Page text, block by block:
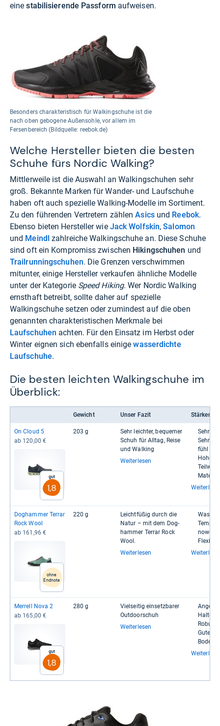
einestabilisierende Passform aufweisen.
Besonders charakteristisch für Walkingschuhe ist die
nach oben gebogene Außensohle, vor allem im
Fersenbereich (Bildquelle: reebok.de)
Welche Hersteller bieten die besten
Schuhe fürs Nordic Walking?
Mittlerweile ist die Auswahl an Walkingschuhen sehr
groß. Bekannte Marken für Wander- und Laufschuhe
haben oft auch spezielle Walking-Modelle im Sortiment.
Zu den führenden Vertretern zählenAsicsund Reebok.
Ebenso bieten Hersteller wie Jack Wolfskin,Salomon
und Meindl zahlreiche Walkingschuhe an. Diese Schuhe
sind oft ein Kompromiss zwischen Hikingschuhen und
Trailrunningschuhen. Die Grenzen verschwimmen
mitunter, einige Hersteller verkaufen ähnliche Modelle
unter der Kategorie Speed Hiking. Wer Nordic Walking
ernsthaft betreibt, sollte daher auf spezielle
Walkingschuhe setzen oder zumindest auf die oben
genannten charakteristischen Merkmale bei
Laufschuhen achten. Für den Einsatz im Herbst oder
Winter eignen sich ebenfalls einigewasserdichte
Laufschuhe.
Die besten leichten Walkingschuhe im
Überblick:
Gewicht Unser Fazit Stärken
On Cloud 5
ab 120,00 €
Gut
1,8
203 g
Sehr leich­ter, beque­mer
Schuh für All­tag, Reise
und Wal­king
Weiterlesen
Sehr
Sehr
fühl
Hohe
Mate­rial
Dog­ham­mer Ter­rar
Rock Wool
ab 161,96 €
ohne
Endnote
220 g
Leicht­fü­ßig durch die
Natur – mit dem Dog­
ham­mer Ter­rar Rock
Wool.
Weiterlesen
no­wolle
Mer­rell Nova 2
ab 165,00 €
Gut
1,8
280 g
Viel­sei­tig ein­setz­ba­rer
Out­door­schuh
Weiterlesen
Robust
Guter
Boden